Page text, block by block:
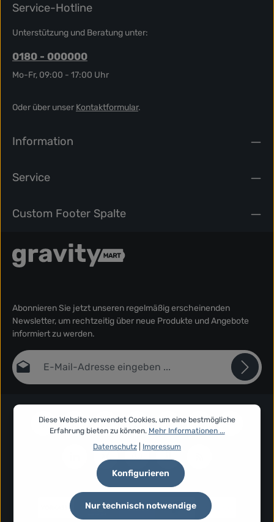
gubergren, no sea takimata sanctus est Lorem ipsum dolor
Service-Hotline
Unterstützung und Beratung unter:
0180 - 000000
Mo-Fr, 09:00 - 17:00 Uhr
Oder über unser Kontaktformular.
Information
Service
Custom Footer Spalte
Abonnieren Sie jetzt unseren regelmäßig erscheinenden
Newsletter, um rechtzeitig über neue Produkte und Angebote
informiert zu werden.
E-Mail-Adresse*
genommen und die
gelesen und bin mit ihnen
Die mit einem Stern (*) markierten Felder sind Pflichtfelder.
Diese Website verwendet Cookies, um eine bestmögliche
Erfahrung bieten zu können. Mehr Informationen ...
Datenschutz
Impressum
Nur technisch notwendige
Konfigurieren